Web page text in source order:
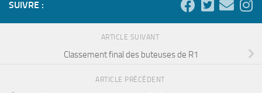
SUIVRE :
ARTICLE SUIVANT
Classement final des buteuses de R1
ARTICLE PRÉCÉDENT